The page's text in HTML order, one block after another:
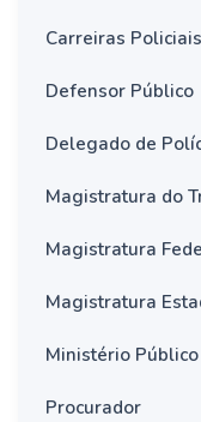
Carreiras Policiais
Defensor Público
Delegado de
Magistratura do
Magistratura
Magistratura
Ministério
Procurador